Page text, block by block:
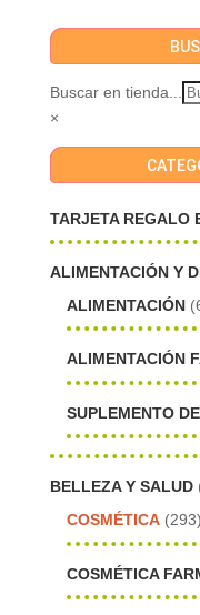
Buscar en tienda...
×
TARJETA REGALO
ALIMENTACIÓN Y
ALIMENTACIÓN
ALIMENTACIÓN
SUPLEMENTO
BELLEZA Y SALUD
COSMÉTICA (293)
COSMÉTICA